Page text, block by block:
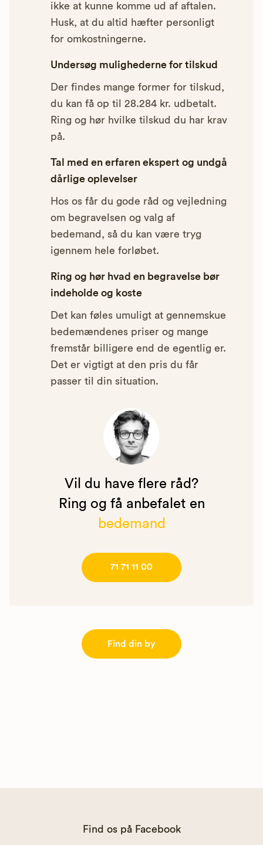
ikke at kunne komme ud af aftalen.
Husk, at du altid hæfter personligt
for omkostningerne.
Undersøg mulighederne for tilskud
Der findes mange former for tilskud,
du kan få op til 28.284 kr. udbetalt.
Ring og hør hvilke tilskud du har krav
på.
Tal med en erfaren ekspert og undgå
dårlige oplevelser
Hos os får du gode råd og vejledning
om begravelsen og valg af
bedemand, så du kan være tryg
igennem hele forløbet.
Ring og hør hvad en begravelse bør
indeholde og koste
Det kan føles umuligt at gennemskue
bedemændenes priser og mange
fremstår billigere end de egentlig er.
Det er vigtigt at den pris du får
passer til din situation.
Vil du have flere råd?
Ring og få anbefalet en
bedemand
71 71 11 00
Find din by
Find os på Facebook